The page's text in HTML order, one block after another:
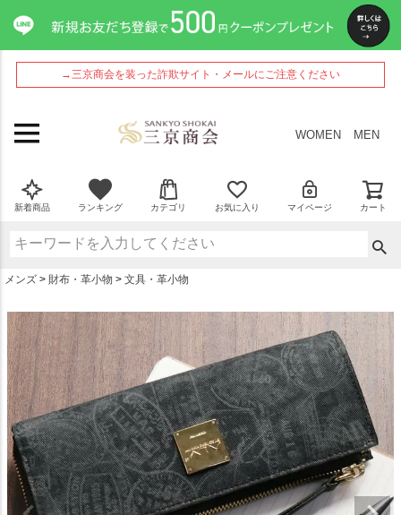
→三京商会を装った詐欺サイト・メールにご注意ください
WOMEN MEN
新着商品 ランキング カテゴリ お気に入り マイページ カート
メンズ 財布・革小物 文具・革小物
ペー
ジト
ップ
へ